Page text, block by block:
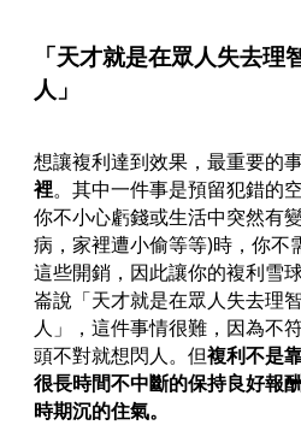
「天才就是在眾人失去
人」
想讓複利達到效果，最重要的
裡。其中一件事是預留犯錯的
你不小心虧錢或生活中突然有
病，家裡遭小偷等等)時，你不
這些開銷，因此讓你的複利雪
崙說「天才就是在眾人失去理
人」，這件事情很難，因為不
頭不對就想閃人。但複利不是
很長時間不中斷的保持良好報
時期沉的住氣。